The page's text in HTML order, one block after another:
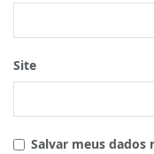
Site
Salvar meus dados